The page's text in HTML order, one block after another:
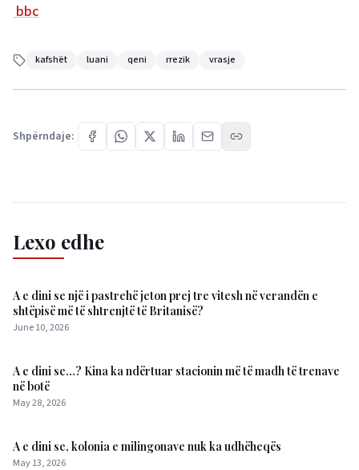
bbc
kafshët luani qeni rrezik vrasje
Shpërndaje:
Lexo edhe
A e dini se një i pastrehë jeton prej tre vitesh në verandën e
shtëpisë më të shtrenjtë të Britanisë?
June 10, 2026
A e dini se…? Kina ka ndërtuar stacionin më të madh të trenave
në botë
May 28, 2026
A e dini se, kolonia e milingonave nuk ka udhëheqës
May 13, 2026